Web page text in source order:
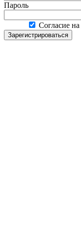
Пароль
Согласие на
Зарегистрироваться